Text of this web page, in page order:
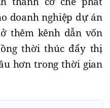
doanh nghiệp dự án
thêm kênh dẫn vốn
thời thúc đẩy thị
hơn trong thời gian